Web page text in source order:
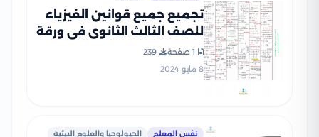
تجميع جميع قوانين الفيزياء
للصف الثالث الثانوي في ورقة
واحدة
1 صفحة
239
8 مايو 2024
نفس المعلم الجيولوجيا والعلوم البيئية